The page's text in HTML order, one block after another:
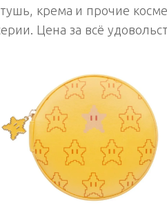
крема и прочие
Цена за всё